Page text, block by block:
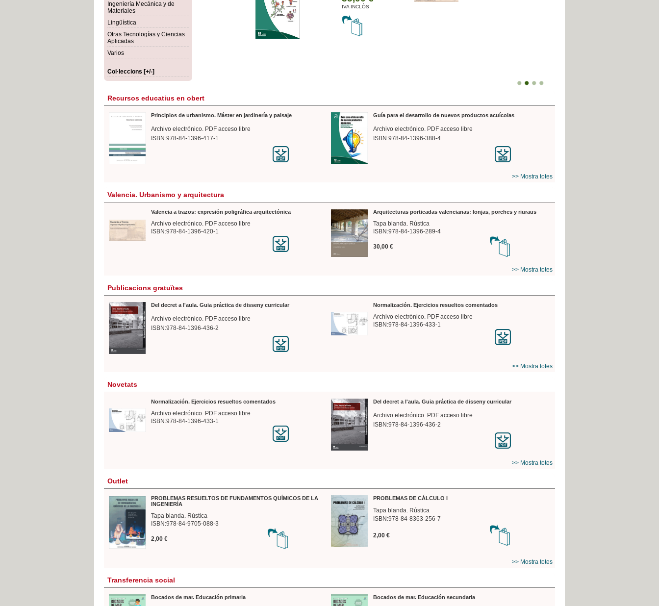
Ingeniería Mecánica y de
Materiales
Lingüística
Otras Tecnologías y Ciencias
Aplicadas
Varios
Col·leccions [+/-]
IVA INCLÒS
Recursos educatius en obert
Principios de urbanismo. Máster en jardinería y paisaje
Archivo electrónico. PDF acceso libre
ISBN:978-84-1396-417-1
Guía para el desarrollo de nuevos productos acuícolas
Archivo electrónico. PDF acceso libre
ISBN:978-84-1396-388-4
>> Mostra totes
Valencia. Urbanismo y arquitectura
Valencia a trazos: expresión poligráfica arquitectónica
Archivo electrónico. PDF acceso libre
ISBN:978-84-1396-420-1
Arquitecturas porticadas valencianas: lonjas, porches y riuraus
Tapa blanda. Rústica
ISBN:978-84-1396-289-4
30,00 €
>> Mostra totes
Publicacions gratuïtes
Del decret a l'aula. Guia práctica de disseny curricular
Archivo electrónico. PDF acceso libre
ISBN:978-84-1396-436-2
Normalización. Ejercicios resueltos comentados
Archivo electrónico. PDF acceso libre
ISBN:978-84-1396-433-1
>> Mostra totes
Novetats
Normalización. Ejercicios resueltos comentados
Archivo electrónico. PDF acceso libre
ISBN:978-84-1396-433-1
Del decret a l'aula. Guia práctica de disseny curricular
Archivo electrónico. PDF acceso libre
ISBN:978-84-1396-436-2
>> Mostra totes
Outlet
PROBLEMAS RESUELTOS DE FUNDAMENTOS QUÍMICOS DE LA
INGENIERÍA
Tapa blanda. Rústica
ISBN:978-84-9705-088-3
2,00 €
PROBLEMAS DE CÁLCULO I
Tapa blanda. Rústica
ISBN:978-84-8363-256-7
2,00 €
>> Mostra totes
Transferencia social
Bocados de mar. Educación primaria Bocados de mar. Educación secundaria